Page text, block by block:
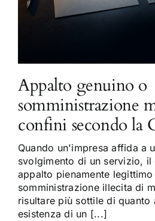
Appalto genuino o
somministrazione
confini secondo la
Quando un'impresa affida a
svolgimento di un servizio, il
appalto pienamente legittimo
somministrazione illecita di
risultare più sottile di quanto
esistenza di un [...]